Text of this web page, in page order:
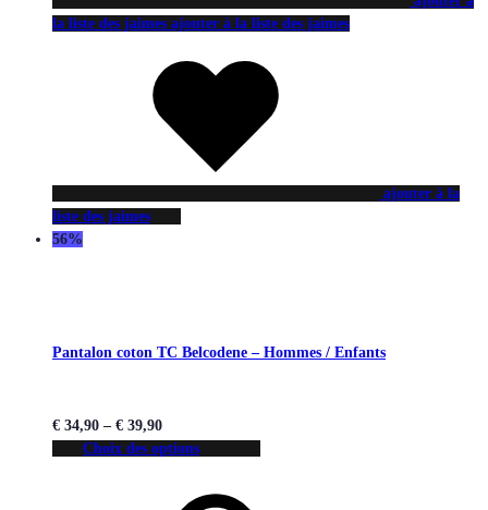
la liste des jaimes ajouter à la liste des jaimes
ajouter à la
liste des jaimes
56%
Pantalon coton TC Belcodene – Hommes / Enfants
€ 34,90 – € 39,90
Choix des options